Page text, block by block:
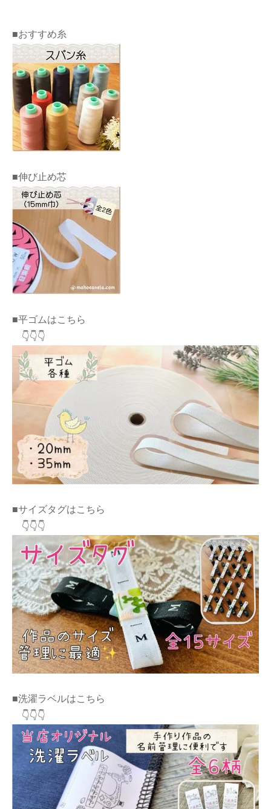
■おすすめ糸
■伸び止め芯
■平ゴムはこちら
👇👇👇
■サイズタグはこちら
👇👇👇
■洗濯ラベルはこちら
👇👇👇